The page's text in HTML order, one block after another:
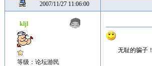
2007/11/27 11:06:00
kljl
等级：论坛游民
无耻的骗子！